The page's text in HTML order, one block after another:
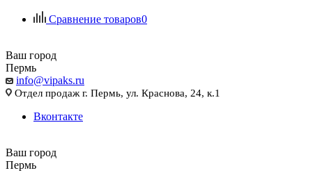
Сравнение товаров0
Ваш город
Пермь
info@vipaks.ru
Отдел продаж г. Пермь, ул. Краснова, 24, к.1
Вконтакте
Ваш город
Пермь